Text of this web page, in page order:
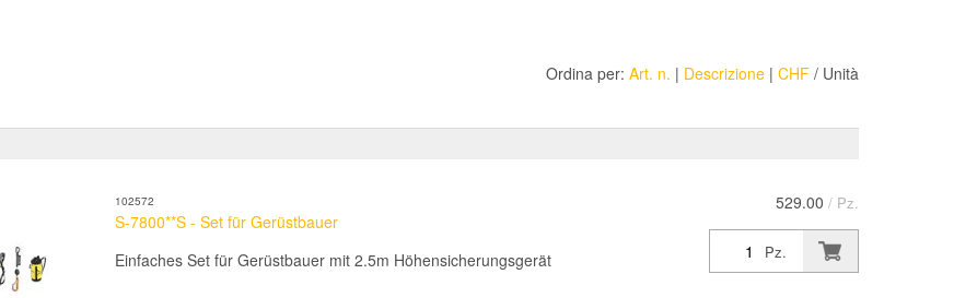
Ordina per: Art. n. | Descrizione | CHF / Unità
529.00 / Pz.
Pz.
102572
S-7800**S - Set für Gerüstbauer
Einfaches Set für Gerüstbauer mit 2.5m Höhensicherungsgerät